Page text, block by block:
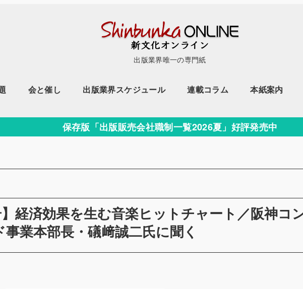
出版業界唯一の専門紙
会と催し 出版業界スケジュール 連載コラム 本紙案内
保存版「出版販売会社職制一覧2026夏」好評発売中
】経済効果を生む音楽ヒットチャート／阪神コ
業本部長・礒﨑誠二氏に聞く